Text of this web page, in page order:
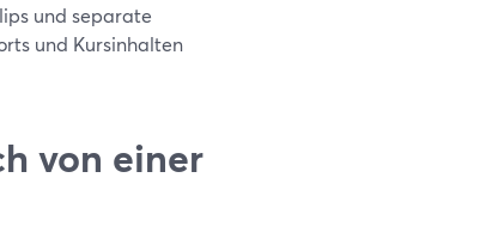
und separate
und Kursinhalten
von einer